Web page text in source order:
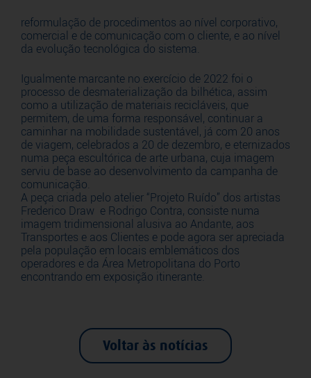
reformulação de procedimentos ao nível corporativo,
comercial e de comunicação com o cliente, e ao nível
da evolução tecnológica do sistema.
Igualmente marcante no exercício de 2022 foi o
processo de desmaterialização da bilhética, assim
como a utilização de materiais recicláveis, que
permitem, de uma forma responsável, continuar a
caminhar na mobilidade sustentável, já com 20 anos
de viagem, celebrados a 20 de dezembro, e eternizados
numa peça escultórica de arte urbana, cuja imagem
serviu de base ao desenvolvimento da campanha de
comunicação.
A peça criada pelo atelier “Projeto Ruído” dos artistas
Frederico Draw e Rodrigo Contra, consiste numa
imagem tridimensional alusiva ao Andante, aos
Transportes e aos Clientes e pode agora ser apreciada
pela população em locais emblemáticos dos
operadores e da Área Metropolitana do Porto
encontrando em exposição itinerante.
Voltar às notícias